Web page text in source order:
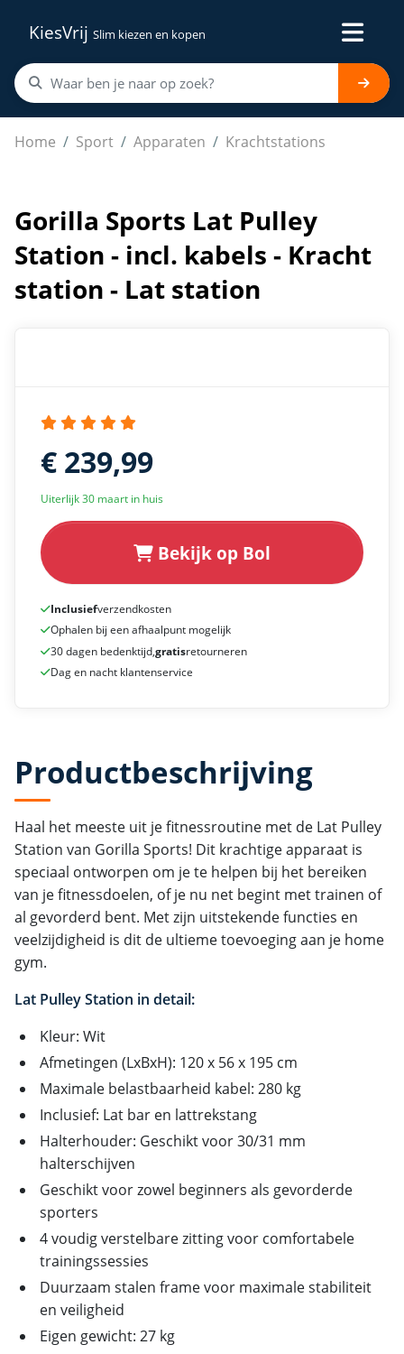
KiesVrij Slim kiezen en kopen
Home Sport Apparaten Krachtstations
Gorilla Sports Lat Pulley Station - incl. kabels - Kracht
Gorilla Sports Lat Pulley
Station - incl. kabels - Kracht
station - Lat station
€ 239,99
Uiterlijk 30 maart in huis
Bekijk op Bol
Inclusiefverzendkosten
Ophalen bij een afhaalpunt mogelijk
30 dagen bedenktijd,gratisretourneren
Dag en nacht klantenservice
Productbeschrijving
Haal het meeste uit je fitnessroutine met de Lat Pulley
Station van Gorilla Sports! Dit krachtige apparaat is
speciaal ontworpen om je te helpen bij het bereiken
van je fitnessdoelen, of je nu net begint met trainen of
al gevorderd bent. Met zijn uitstekende functies en
veelzijdigheid is dit de ultieme toevoeging aan je home
gym.
Lat Pulley Station in detail:
Kleur: Wit
Afmetingen (LxBxH): 120 x 56 x 195 cm
Maximale belastbaarheid kabel: 280 kg
Inclusief: Lat bar en lattrekstang
Halterhouder: Geschikt voor 30/31 mm
halterschijven
Geschikt voor zowel beginners als gevorderde
sporters
4 voudig verstelbare zitting voor comfortabele
trainingssessies
Duurzaam stalen frame voor maximale stabiliteit
en veiligheid
Eigen gewicht: 27 kg